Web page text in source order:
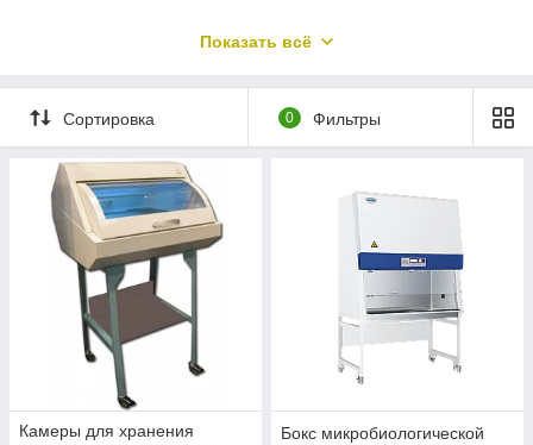
Показать всё
Сортировка 0 Фильтры
Камеры для хранения
Бокс микробиологической